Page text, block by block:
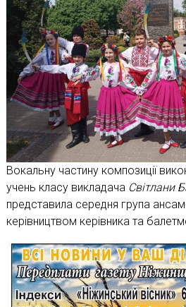
Вокальну частину композиції
учень класу викладачаСвітлани
представила середня група
керівництвом керівника та